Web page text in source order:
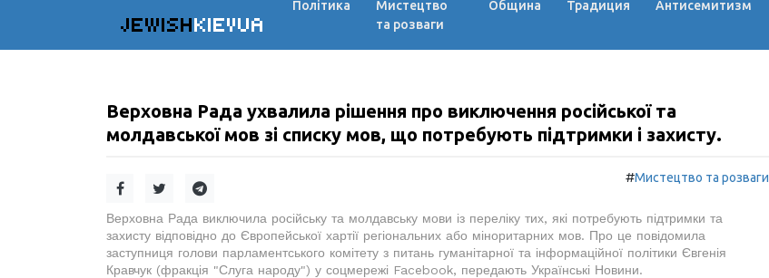
JEWISHKIEVUA
Політика
Мистецтво
та розваги
Община Традиция Антисемитизм
Верховна Рада ухвалила рішення про виключення російської та
молдавської мов зі списку мов, що потребують підтримки і захисту.
#Мистецтво та розваги
Верховна Рада виключила російську та молдавську мови із переліку тих, які потребують підтримки та
захисту відповідно до Європейської хартії регіональних або міноритарних мов. Про це повідомила
заступниця голови парламентського комітету з питань гуманітарної та інформаційної політики Євгенія
Кравчук (фракція "Слуга народу") у соцмережі Facebook, передають Українські Новини.